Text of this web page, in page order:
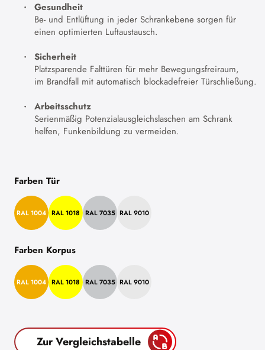
Gesundheit
Be- und Entlüftung in jeder Schrankebene sorgen für
einen optimierten Luftaustausch.
Sicherheit
Platzsparende Falttüren für mehr Bewegungsfreiraum,
im Brandfall mit automatisch blockadefreier Türschließung.
Arbeitsschutz
Serienmäßig Potenzialausgleichslaschen am Schrank
helfen, Funkenbildung zu vermeiden.
Farben Tür
RAL 1004 RAL 1018 RAL 7035 RAL 9010
Farben Korpus
RAL 1004 RAL 1018 RAL 7035 RAL 9010
Zur Vergleichstabelle